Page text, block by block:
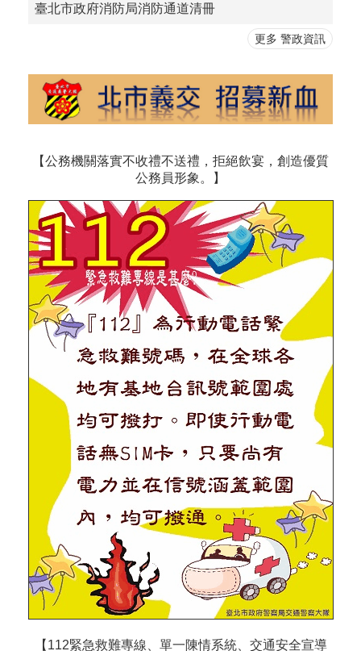
臺北市政府消防局消防通道清冊
更多 警政資訊
【公務機關落實不收禮不送禮，拒絕飲宴，創造優質
公務員形象。】
【112緊急救難專線、單一陳情系統、交通安全宣導